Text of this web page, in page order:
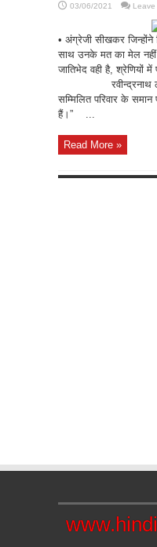
03/06/2021
• अंग्रेजी सीखकर जिन्होंने
साथ उनके मत का मेल
जातिभेद वही है, श्रेणियों
रवीन्द्रनाथ ठाकुर •
सम्मिलित परिवार के
हैं।” ...
Read More »